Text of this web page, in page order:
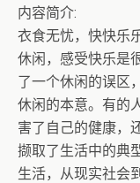
内容简介:
衣食无忧，快快乐
休闲，感受快乐是
了一个休闲的误区
休闲的本意。有的
害了自己的健康，
撷取了生活中的典
生活，从现实社会